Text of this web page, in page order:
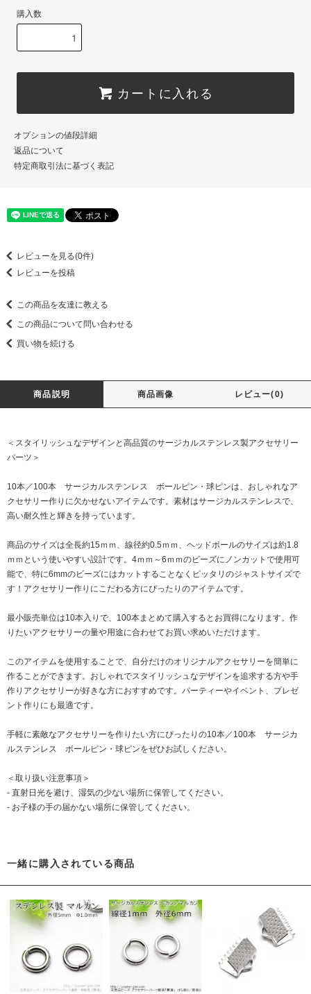
購入数
カートに入れる
オプションの値段詳細
返品について
特定商取引法に基づく表記
レビューを見る(0件)
レビューを投稿
この商品を友達に教える
この商品について問い合わせる
買い物を続ける
商品説明 商品画像 レビュー(0)
＜スタイリッシュなデザインと高品質のサージカルステンレス製アクセサリー
パーツ＞
10本／100本 サージカルステンレス ボールピン・球ピンは、おしゃれなア
クセサリー作りに欠かせないアイテムです。素材はサージカルステンレスで、
高い耐久性と輝きを持っています。
商品のサイズは全長約15ｍｍ、線径約0.5ｍｍ、ヘッドボールのサイズは約1.8
ｍｍという使いやすい設計です。4ｍｍ～6ｍｍのビーズにノンカットで使用可
能で、特に6mmのビーズにはカットすることなくピッタリのジャストサイズで
す！アクセサリー作りにこだわる方にぴったりのアイテムです。
最小販売単位は10本入りで、100本まとめて購入するとお買得になります。作
りたいアクセサリーの量や用途に合わせてお買い求めいただけます。
このアイテムを使用することで、自分だけのオリジナルアクセサリーを簡単に
作ることができます。おしゃれでスタイリッシュなデザインを追求する方や手
作りアクセサリーが好きな方におすすめです。パーティーやイベント、プレゼ
ント作りにも最適です。
手軽に素敵なアクセサリーを作りたい方にぴったりの10本／100本 サージカ
ルステンレス ボールピン・球ピンをぜひお試しください。
＜取り扱い注意事項＞
- 直射日光を避け、湿気の少ない場所に保管してください。
- お子様の手の届かない場所に保管してください。
一緒に購入されている商品